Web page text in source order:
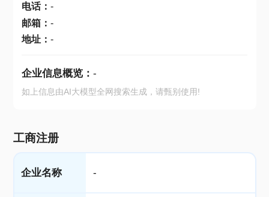
电话： -
邮箱： -
地址： -
企业信息概览： -
如上信息由AI大模型全网搜索生成，请甄别使用!
工商注册
企业名称 -